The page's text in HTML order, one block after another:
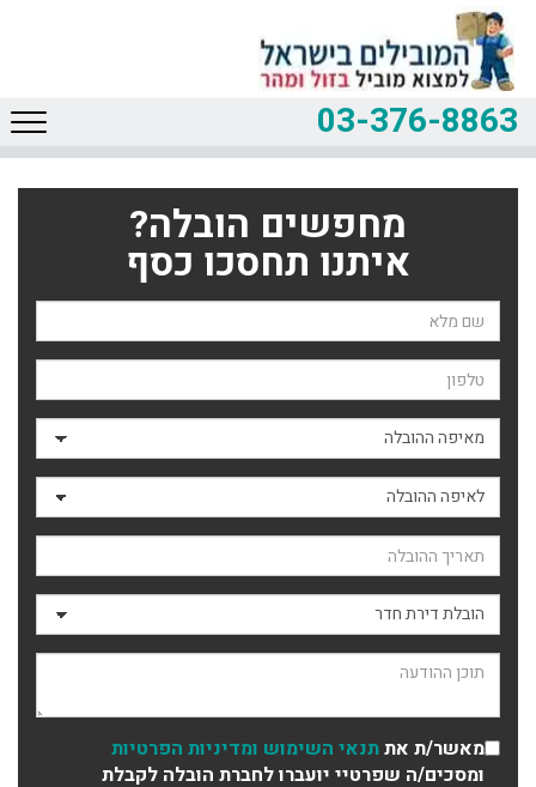
03-376-8863
מחפשים הובלה?
איתנו תחסכו כסף
שם השולח
טלפון
מאיפה ההובלה
לאיפה ההובלה
תאריך ההובלה
סוג ההובלה
תוכן ההודעה
מאשר/ת אתתנאי השימוש ומדיניות הפרטיות
ומסכים/ה שפרטיי יועברו לחברת הובלה לקבלת